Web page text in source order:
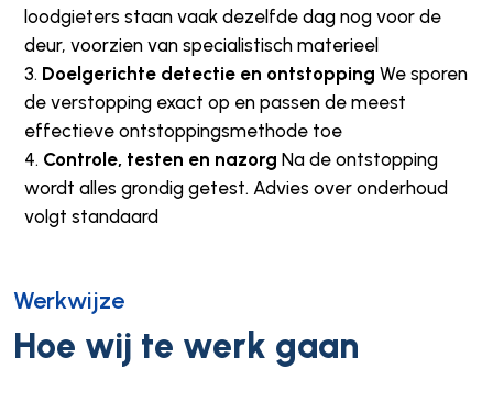
loodgieters staan vaak dezelfde dag nog voor de
deur, voorzien van specialistisch materieel
Doelgerichte detectie en ontstopping We sporen
de verstopping exact op en passen de meest
effectieve ontstoppingsmethode toe
Controle, testen en nazorg Na de ontstopping
wordt alles grondig getest. Advies over onderhoud
volgt standaard
Werkwijze
Hoe wij te werk gaan